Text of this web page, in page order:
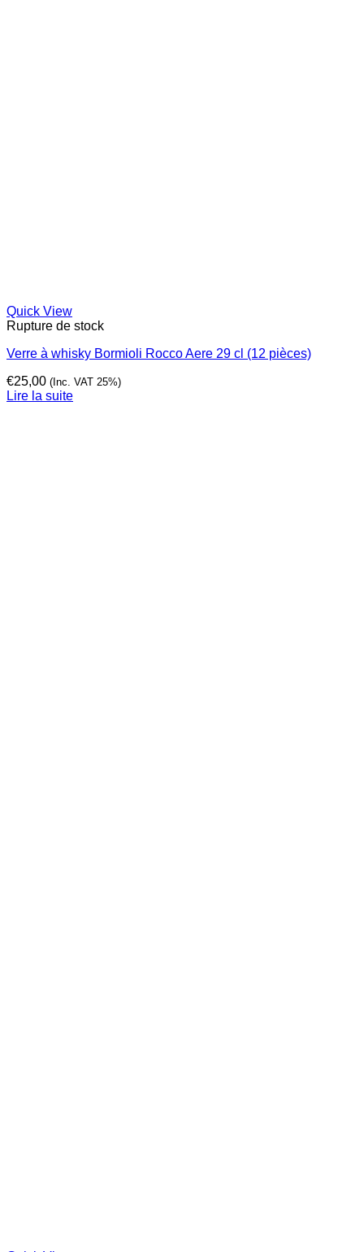
Quick View
Rupture de stock
Verre à whisky Bormioli Rocco Aere 29 cl (12 pièces)
€25,00 (Inc. VAT 25%)
Lire la suite